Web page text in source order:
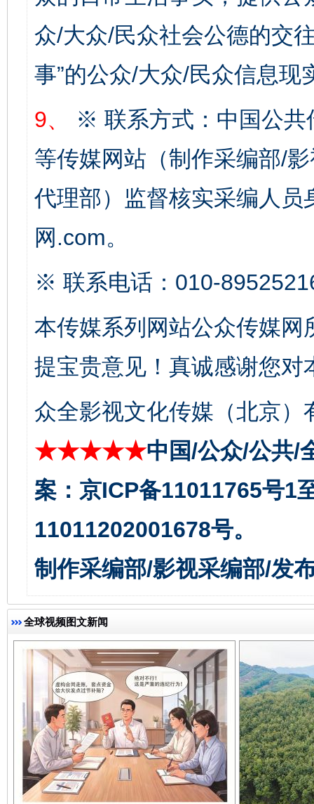
众/大众/民众社会公德的交
事”的公众/大众/民众信息现
9、
※ 联系方式：中国公共
等传媒网站（制作采编部/
代理部）监督核实采编人员
网.com。
※ 联系电话：010-
本传媒系列网站公众传媒
提宝贵意见！真诚感谢您
众全影视文化传媒（北京）
★★★★★中国/公众/公共/
案：京ICP备11011765号1
11011202001678号。
制作采编部/影视采编部/发
全球视频图文新闻
完善运行机制助力责任有效落实 一纸欠
东山县通报“牛蛙产品抗生素超标问题” 法
揭开“小金库”的免责幌子